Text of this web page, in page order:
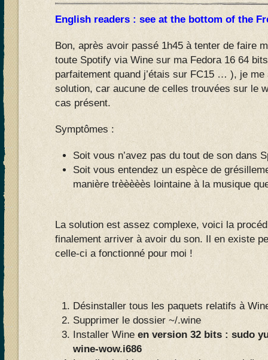
English readers : see at the bottom of the
Bon, après avoir passé 1h45 à tenter de faire
toute Spotify via Wine sur ma Fedora 16 64
parfaitement quand j’étais sur FC15 … ), je me
solution, car aucune de celles trouvées sur le
cas présent.
Symptômes :
Soit vous n’avez pas du tout de son dans
Soit vous entendez un espèce de
manière trèèèèès lointaine à la musique
La solution est assez complexe, voici la
finalement arriver à avoir du son. Il en existe
celle-ci a fonctionné pour moi !
Désinstaller tous les paquets relatifs à
Supprimer le dossier ~/.wine
Installer Wine en version 32 bits : sudo
wine-wow.i686